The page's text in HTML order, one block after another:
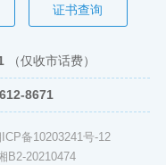
证书查询
（仅收市话费）
8671
备10203241号-12
B2-20210474